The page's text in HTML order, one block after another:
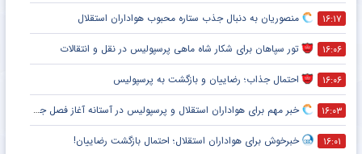
۱۶:۱۷ منصوریان به دنبال جذب ستاره محبوب هواداران استقلال
۱۶:۰۶ تور سپاهان برای شکار شاه ماهی پرسپولیس در نقل و انتقالات
۱۶:۰۶ احتمال جذاب؛ رضاییان و بازگشت به پرسپولیس
۱۶:۰۳ خبر مهم برای هواداران استقلال و پرسپولیس در آستانه آغاز فصل جدید
۱۶:۰۱ خبرخوش برای هواداران استقلال؛ احتمال بازگشت رضاییان!